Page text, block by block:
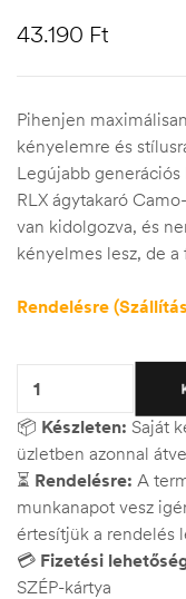
43.190 Ft
Pihenjen
kényelemre és
Legújabb
RLX ágytakaró
van kidolgozva, és
kényelmes lesz, de
Rendelésre
📦 Készleten: Saját
üzletben azonnal
⏳ Rendelésre: A
munkanapot vesz
értesítjük a rendelés
💳 Fizetési
SZÉP-kártya